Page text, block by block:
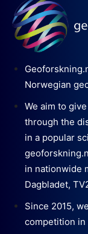
Norwegian
We aim to
through the
in a popular
in nationwide
Dagbladet,
Since 2015,
competition